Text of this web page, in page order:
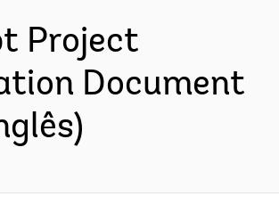
Project
Document